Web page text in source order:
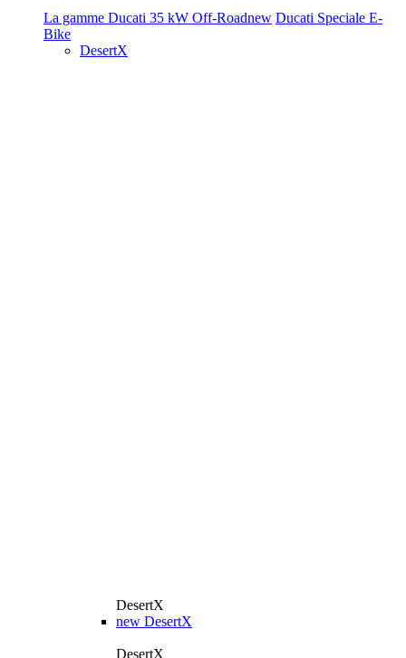
La gamme Ducati 35 kW Off-Roadnew Ducati Speciale E-
Bike
DesertX
DesertX
new DesertX
DesertX